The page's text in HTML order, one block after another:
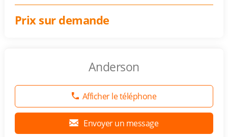
Prix sur demande
Anderson
Afficher le téléphone
Envoyer un message